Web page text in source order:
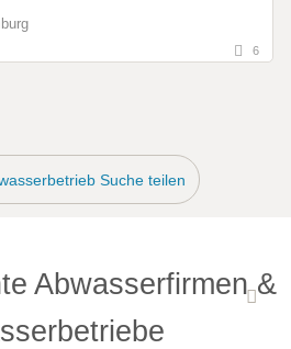
6
Suche teilen
Abwasserfirmen &